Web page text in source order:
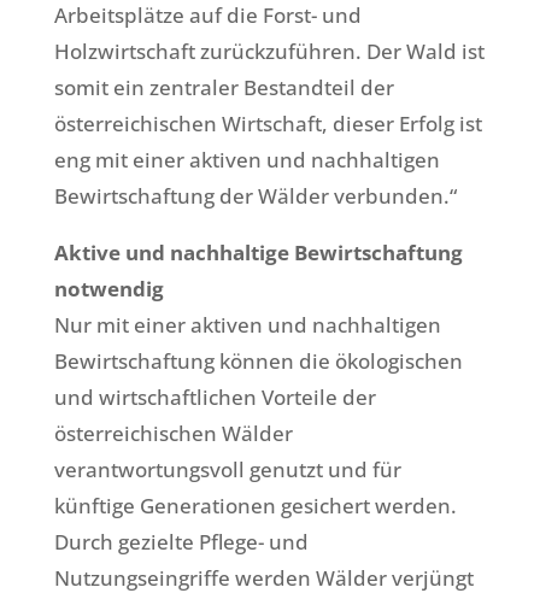
Arbeitsplätze auf die Forst- und
Holzwirtschaft zurückzuführen. Der Wald ist
somit ein zentraler Bestandteil der
österreichischen Wirtschaft, dieser Erfolg ist
eng mit einer aktiven und nachhaltigen
Bewirtschaftung der Wälder verbunden.“
Aktive und nachhaltige Bewirtschaftung
notwendig
Nur mit einer aktiven und nachhaltigen
Bewirtschaftung können die ökologischen
und wirtschaftlichen Vorteile der
österreichischen Wälder
verantwortungsvoll genutzt und für
künftige Generationen gesichert werden.
Durch gezielte Pflege- und
Nutzungseingriffe werden Wälder verjüngt